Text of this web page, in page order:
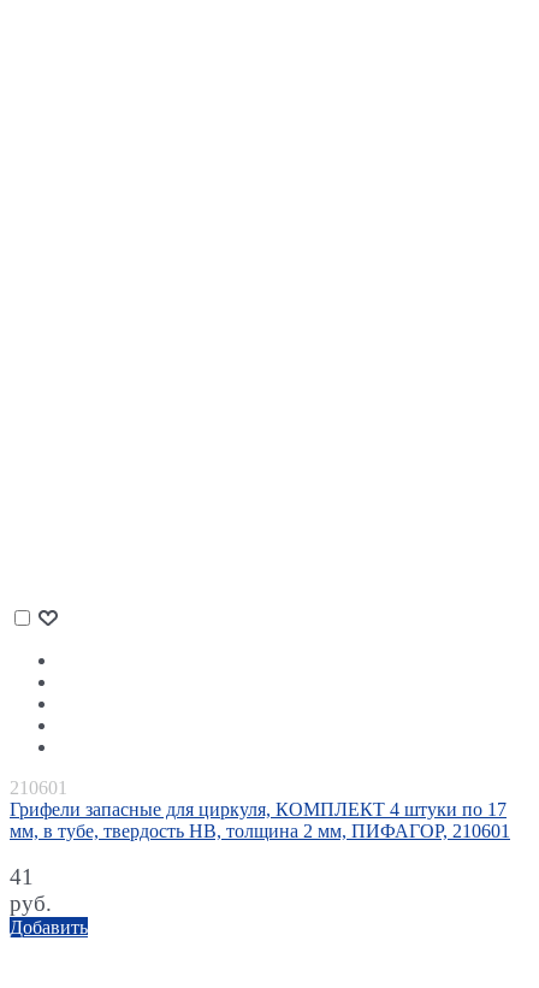
210601
Грифели запасные для циркуля, КОМПЛЕКТ 4 штуки по 17
мм, в тубе, твердость HB, толщина 2 мм, ПИФАГОР, 210601
41
руб.
Добавить